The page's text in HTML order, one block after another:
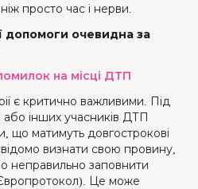
просто час і нерви.
допомоги очевидна за
на місці ДТП
є критично важливими. Під
інших учасників ДТП
що матимуть довгострокові
визнати свою провину,
неправильно заповнити
Це може